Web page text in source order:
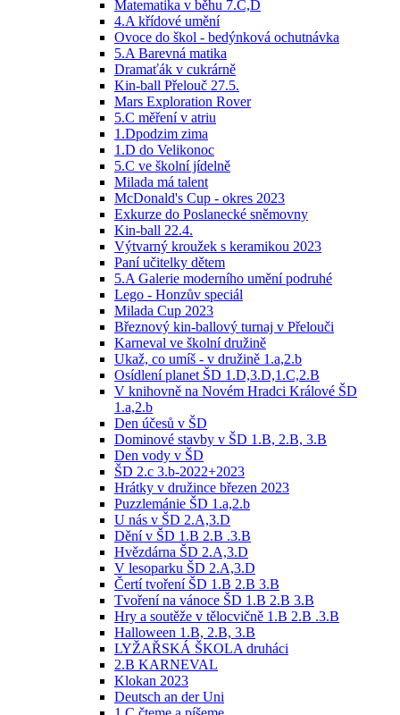
Matematika v běhu 7.C,D
4.A křídové umění
Ovoce do škol - bedýnková ochutnávka
5.A Barevná matika
Dramaťák v cukrárně
Kin-ball Přelouč 27.5.
Mars Exploration Rover
5.C měření v atriu
1.Dpodzim zima
1.D do Velikonoc
5.C ve školní jídelně
Milada má talent
McDonald's Cup - okres 2023
Exkurze do Poslanecké sněmovny
Kin-ball 22.4.
Výtvarný kroužek s keramikou 2023
Paní učitelky dětem
5.A Galerie moderního umění podruhé
Lego - Honzův speciál
Milada Cup 2023
Březnový kin-ballový turnaj v Přelouči
Karneval ve školní družině
Ukaž, co umíš - v družině 1.a,2.b
Osídlení planet ŠD 1.D,3.D,1.C,2.B
V knihovně na Novém Hradci Králové ŠD
1.a,2.b
Den účesů v ŠD
Dominové stavby v ŠD 1.B, 2.B, 3.B
Den vody v ŠD
ŠD 2.c 3.b-2022+2023
Hrátky v družince březen 2023
Puzzlemánie ŠD 1.a,2.b
U nás v ŠD 2.A,3.D
Dění v ŠD 1.B 2.B .3.B
Hvězdárna ŠD 2.A,3.D
V lesoparku ŠD 2.A,3.D
Čertí tvoření ŠD 1.B 2.B 3.B
Tvoření na vánoce ŠD 1.B 2.B 3.B
Hry a soutěže v tělocvičně 1.B 2.B .3.B
Halloween 1.B, 2.B, 3.B
LYŽAŘSKÁ ŠKOLA druháci
2.B KARNEVAL
Klokan 2023
Deutsch an der Uni